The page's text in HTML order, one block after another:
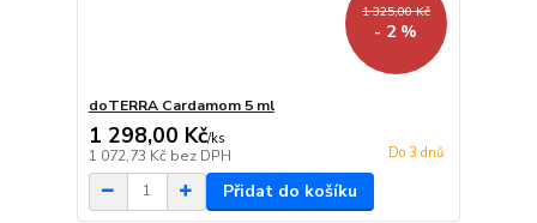
1 325,00 Kč
- 2 %
doTERRA Cardamom 5 ml
1 298,00 Kč/ks
1 072,73 Kč bez DPH Do 3 dnů
Přidat do košíku